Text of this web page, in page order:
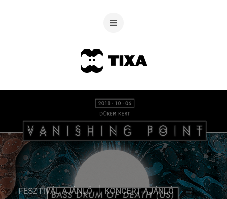
FESZTIVÁL AJÁNLÓ KONCERT AJÁNLÓ